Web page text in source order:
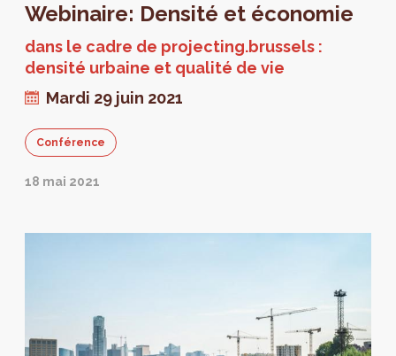
Webinaire: Densité et économie
dans le cadre de projecting.brussels :
densité urbaine et qualité de vie
Mardi 29 juin 2021
Conférence
18 mai 2021